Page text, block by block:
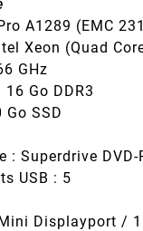
A1289 (EMC
Xeon (Quad
GHz
Go DDR3
SSD
: Superdrive DVD-
USB : 5
Displayport / 1